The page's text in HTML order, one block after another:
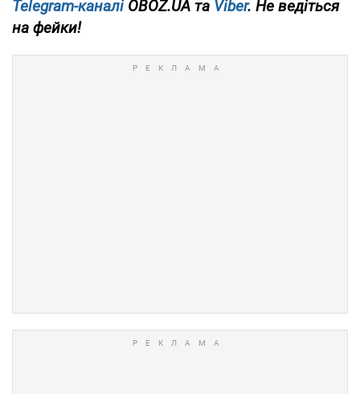
Telegram-каналіOBOZ.UA та Viber. Не ведіться
на фейки!